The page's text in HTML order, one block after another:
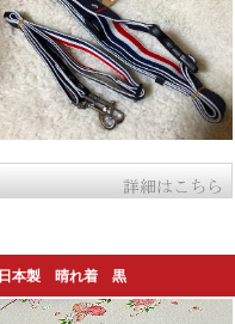
日本製 晴れ着 黒